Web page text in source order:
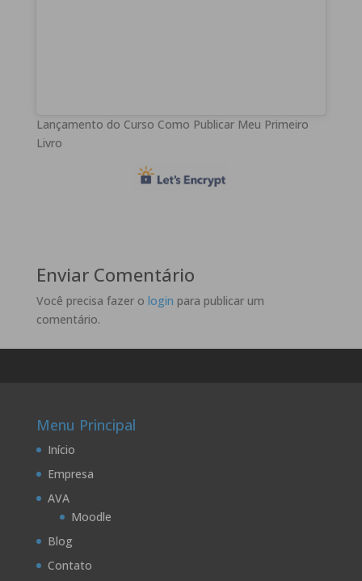
Lançamento do Curso Como Publicar Meu Primeiro
Livro
Enviar Comentário
Você precisa fazer o login para publicar um
comentário.
Menu Principal
Início
Empresa
AVA
Moodle
Blog
Contato